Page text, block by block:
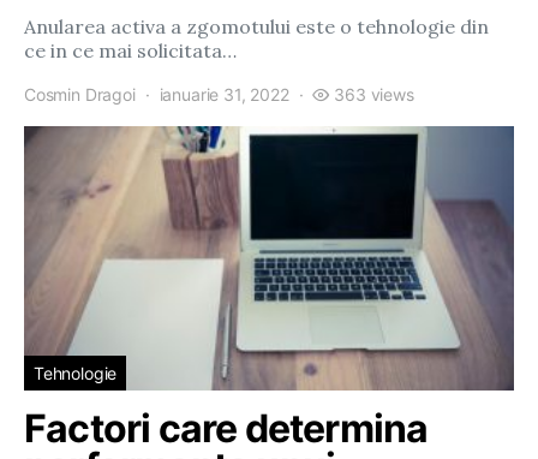
Anularea activa a zgomotului este o tehnologie din
ce in ce mai solicitata…
Cosmin Dragoi ianuarie 31, 2022 363 views
Tehnologie
Factori care determina